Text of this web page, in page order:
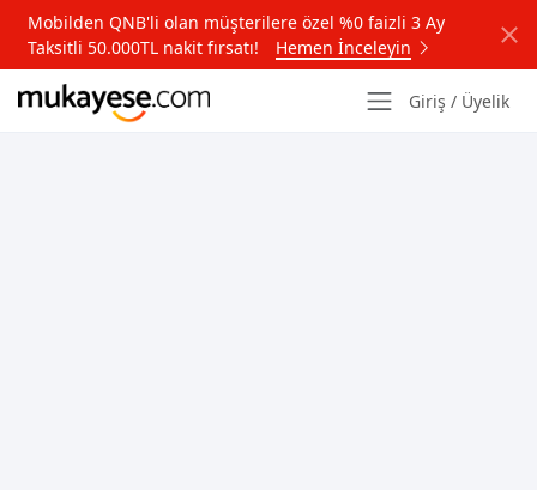
Mobilden QNB'li olan müşterilere özel %0 faizli 3 Ay
Taksitli 50.000TL nakit fırsatı!
Hemen İnceleyin
Giriş / Üyelik